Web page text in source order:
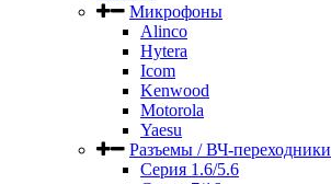
Микрофоны
Alinco
Hytera
Icom
Kenwood
Motorola
Yaesu
Разъемы / ВЧ-переходники
Серия 1.6/5.6